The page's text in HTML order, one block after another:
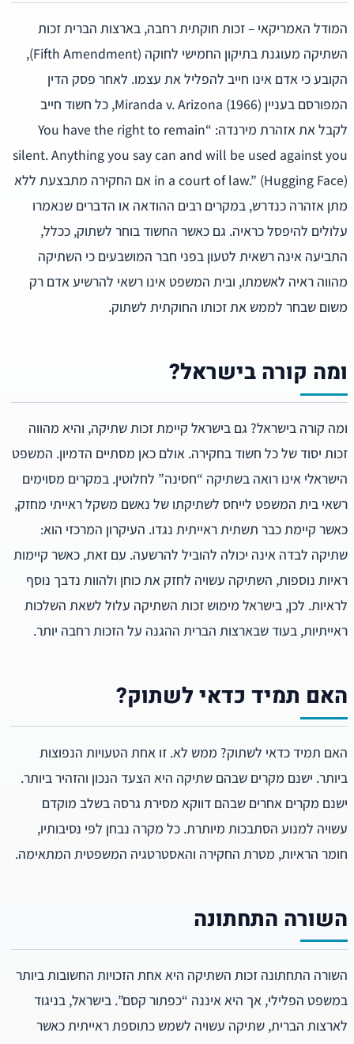
המודל האמריקאי – זכות חוקתית רחבה, בארצות הברית זכות
השתיקה מעוגנת בתיקון החמישי לחוקה (Fifth Amendment),
הקובע כי אדם אינו חייב להפליל את עצמו. לאחר פסק הדין
המפורסם בעניין Miranda v. Arizona (1966), כל חשוד חייב
לקבל את אזהרת מירנדה: “You have the right to remain
silent. Anything you say can and will be used against you
in a court of law.” (Hugging Face) אם החקירה מתבצעת ללא
מתן אזהרה כנדרש, במקרים רבים ההודאה או הדברים שנאמרו
עלולים להיפסל כראיה. גם כאשר החשוד בוחר לשתוק, ככלל,
התביעה אינה רשאית לטעון בפני חבר המושבעים כי השתיקה
מהווה ראיה לאשמתו, ובית המשפט אינו רשאי להרשיע אדם רק
משום שבחר לממש את זכותו החוקתית לשתוק.
ומה קורה בישראל?
ומה קורה בישראל? גם בישראל קיימת זכות שתיקה, והיא מהווה
זכות יסוד של כל חשוד בחקירה. אולם כאן מסתיים הדמיון. המשפט
הישראלי אינו רואה בשתיקה “חסינה” לחלוטין. במקרים מסוימים
רשאי בית המשפט לייחס לשתיקתו של נאשם משקל ראייתי מחזק,
כאשר קיימת כבר תשתית ראייתית נגדו. העיקרון המרכזי הוא:
שתיקה לבדה אינה יכולה להוביל להרשעה. עם זאת, כאשר קיימות
ראיות נוספות, השתיקה עשויה לחזק את כוחן ולהוות נדבך נוסף
לראיות. לכן, בישראל מימוש זכות השתיקה עלול לשאת השלכות
ראייתיות, בעוד שבארצות הברית ההגנה על הזכות רחבה יותר.
האם תמיד כדאי לשתוק?
האם תמיד כדאי לשתוק? ממש לא. זו אחת הטעויות הנפוצות
ביותר. ישנם מקרים שבהם שתיקה היא הצעד הנכון והזהיר ביותר.
ישנם מקרים אחרים שבהם דווקא מסירת גרסה בשלב מוקדם
עשויה למנוע הסתבכות מיותרת. כל מקרה נבחן לפי נסיבותיו,
חומר הראיות, מטרת החקירה והאסטרטגיה המשפטית המתאימה.
השורה התחתונה
השורה התחתונה זכות השתיקה היא אחת הזכויות החשובות ביותר
במשפט הפלילי, אך היא איננה “כפתור קסם”. בישראל, בניגוד
לארצות הברית, שתיקה עשויה לשמש כתוספת ראייתית כאשר